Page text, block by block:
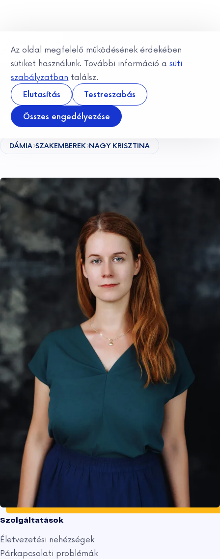
Az oldal megfelelő működésének érdekében
sütiket használunk. További információ asüti
szabályzatban találsz.
Elutasítás
Testreszabás
Összes engedélyezése
Szolgáltatások
Életvezetési nehézségek
Párkapcsolati problémák
Nagy Krisztina
Okleveles pszichológusKépzésben lévő párterapeuta
DÁMIA SZAKEMBEREK NAGY KRISZTINA